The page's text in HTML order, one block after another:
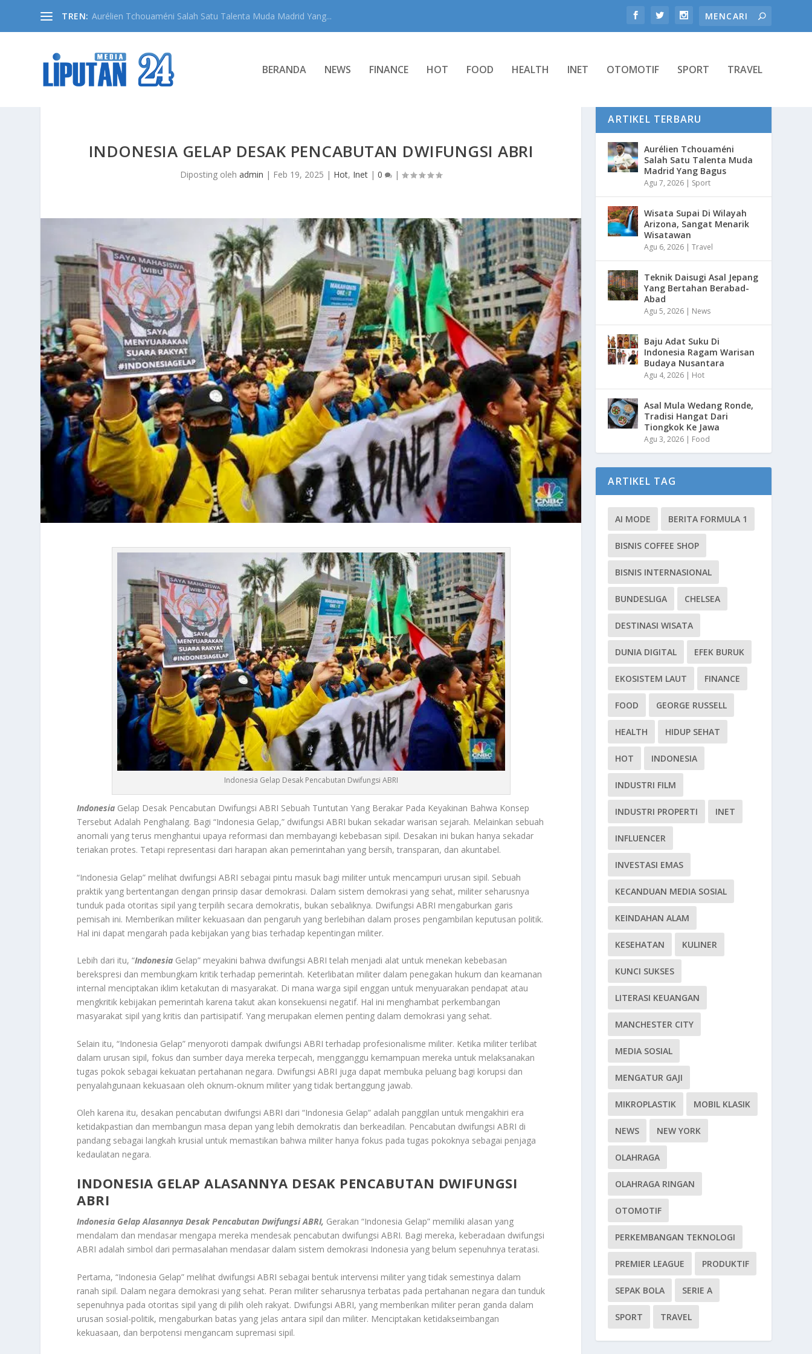
TREN: Aurélien Tchouaméni Salah Satu Talenta Muda Madrid Yang...
BERANDA NEWS FINANCE HOT FOOD HEALTH INET OTOMOTIF SPORT TRAVEL
INDONESIA GELAP DESAK PENCABUTAN DWIFUNGSI ABRI
Diposting olehadmin | Feb 19, 2025 | Hot, Inet |0 |
Indonesia Gelap Desak Pencabutan Dwifungsi ABRI
Indonesia Gelap Desak Pencabutan Dwifungsi ABRI Sebuah Tuntutan Yang Berakar Pada Keyakinan Bahwa Konsep
Tersebut Adalah Penghalang. Bagi “Indonesia Gelap,” dwifungsi ABRI bukan sekadar warisan sejarah. Melainkan sebuah
anomali yang terus menghantui upaya reformasi dan membayangi kebebasan sipil. Desakan ini bukan hanya sekadar
teriakan protes. Tetapi representasi dari harapan akan pemerintahan yang bersih, transparan, dan akuntabel.
“Indonesia Gelap” melihat dwifungsi ABRI sebagai pintu masuk bagi militer untuk mencampuri urusan sipil. Sebuah
praktik yang bertentangan dengan prinsip dasar demokrasi. Dalam sistem demokrasi yang sehat, militer seharusnya
tunduk pada otoritas sipil yang terpilih secara demokratis, bukan sebaliknya. Dwifungsi ABRI mengaburkan garis
pemisah ini. Memberikan militer kekuasaan dan pengaruh yang berlebihan dalam proses pengambilan keputusan politik.
Hal ini dapat mengarah pada kebijakan yang bias terhadap kepentingan militer.
Lebih dari itu, “Indonesia Gelap” meyakini bahwa dwifungsi ABRI telah menjadi alat untuk menekan kebebasan
berekspresi dan membungkam kritik terhadap pemerintah. Keterlibatan militer dalam penegakan hukum dan keamanan
internal menciptakan iklim ketakutan di masyarakat. Di mana warga sipil enggan untuk menyuarakan pendapat atau
mengkritik kebijakan pemerintah karena takut akan konsekuensi negatif. Hal ini menghambat perkembangan
masyarakat sipil yang kritis dan partisipatif. Yang merupakan elemen penting dalam demokrasi yang sehat.
Selain itu, “Indonesia Gelap” menyoroti dampak dwifungsi ABRI terhadap profesionalisme militer. Ketika militer terlibat
dalam urusan sipil, fokus dan sumber daya mereka terpecah, mengganggu kemampuan mereka untuk melaksanakan
tugas pokok sebagai kekuatan pertahanan negara. Dwifungsi ABRI juga dapat membuka peluang bagi korupsi dan
penyalahgunaan kekuasaan oleh oknum-oknum militer yang tidak bertanggung jawab.
Oleh karena itu, desakan pencabutan dwifungsi ABRI dari “Indonesia Gelap” adalah panggilan untuk mengakhiri era
ketidakpastian dan membangun masa depan yang lebih demokratis dan berkeadilan. Pencabutan dwifungsi ABRI di
pandang sebagai langkah krusial untuk memastikan bahwa militer hanya fokus pada tugas pokoknya sebagai penjaga
kedaulatan negara.
INDONESIA GELAP ALASANNYA DESAK PENCABUTAN DWIFUNGSI
ABRI
Indonesia Gelap Alasannya Desak Pencabutan Dwifungsi ABRI, Gerakan “Indonesia Gelap” memiliki alasan yang
mendalam dan mendasar mengapa mereka mendesak pencabutan dwifungsi ABRI. Bagi mereka, keberadaan dwifungsi
ABRI adalah simbol dari permasalahan mendasar dalam sistem demokrasi Indonesia yang belum sepenuhnya teratasi.
Pertama, “Indonesia Gelap” melihat dwifungsi ABRI sebagai bentuk intervensi militer yang tidak semestinya dalam
ranah sipil. Dalam negara demokrasi yang sehat. Peran militer seharusnya terbatas pada pertahanan negara dan tunduk
sepenuhnya pada otoritas sipil yang di pilih oleh rakyat. Dwifungsi ABRI, yang memberikan militer peran ganda dalam
urusan sosial-politik, mengaburkan batas yang jelas antara sipil dan militer. Menciptakan ketidakseimbangan
kekuasaan, dan berpotensi mengancam supremasi sipil.
ARTIKEL TERBARU
Aurélien Tchouaméni
Salah Satu Talenta Muda
Madrid Yang Bagus
Agu 7, 2026 | Sport
Wisata Supai Di Wilayah
Arizona, Sangat Menarik
Wisatawan
Agu 6, 2026 |Travel
Teknik Daisugi Asal Jepang
Yang Bertahan Berabad-
Abad
Agu 5, 2026 | News
Baju Adat Suku Di
Indonesia Ragam Warisan
Budaya Nusantara
Agu 4, 2026 | Hot
Asal Mula Wedang Ronde,
Tradisi Hangat Dari
Tiongkok Ke Jawa
Agu 3, 2026 | Food
ARTIKEL TAG
AI MODE BERITA FORMULA 1
BISNIS COFFEE SHOP
BISNIS INTERNASIONAL
BUNDESLIGA CHELSEA
DESTINASI WISATA
DUNIA DIGITAL EFEK BURUK
EKOSISTEM LAUT FINANCE
FOOD GEORGE RUSSELL
HEALTH HIDUP SEHAT
HOT INDONESIA
INDUSTRI FILM
INDUSTRI PROPERTI INET
INFLUENCER
INVESTASI EMAS
KECANDUAN MEDIA SOSIAL
KEINDAHAN ALAM
KESEHATAN KULINER
KUNCI SUKSES
LITERASI KEUANGAN
MANCHESTER CITY
MEDIA SOSIAL
MENGATUR GAJI
MIKROPLASTIK MOBIL KLASIK
NEWS NEW YORK
OLAHRAGA
OLAHRAGA RINGAN
OTOMOTIF
PERKEMBANGAN TEKNOLOGI
PREMIER LEAGUE PRODUKTIF
SEPAK BOLA SERIE A
SPORT TRAVEL